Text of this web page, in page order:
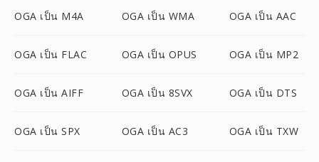
OGA เป็น M4A OGA เป็น WMA OGA เป็น AAC
OGA เป็น FLAC OGA เป็น OPUS OGA เป็น MP2
OGA เป็น AIFF OGA เป็น 8SVX OGA เป็น DTS
OGA เป็น SPX OGA เป็น AC3 OGA เป็น TXW